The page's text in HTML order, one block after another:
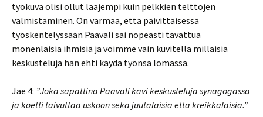
työkuva olisi ollut laajempi kuin pelkkien telttojen
valmistaminen. On varmaa, että päivittäisessä
työskentelyssään Paavali sai nopeasti tavattua
monenlaisia ihmisiä ja voimme vain kuvitella millaisia
keskusteluja hän ehti käydä työnsä lomassa.
Jae 4: ”Joka sapattina Paavali kävi keskusteluja synagogassa
ja koetti taivuttaa uskoon sekä juutalaisia että kreikkalaisia.”